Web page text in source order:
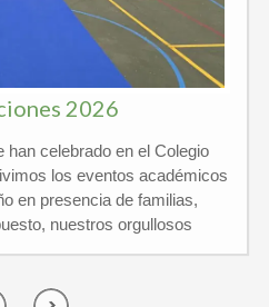
2026
han celebrado en el Colegio
los eventos académicos
en presencia de familias,
nuestros orgullosos
Privado Bristol, ¡y por partida